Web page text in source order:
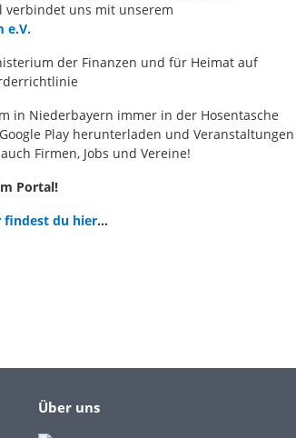
verbindet uns mit unserem
e.V.
der Finanzen und für Heimat auf
in Niederbayern immer in der Hosentasche
Play herunterladen und Veranstaltungen
Firmen, Jobs und Vereine!
Portal!
findest du hier...
Über uns